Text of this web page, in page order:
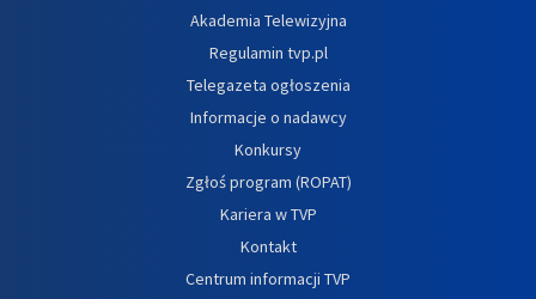
Akademia Telewizyjna
Regulamin tvp.pl
Telegazeta ogłoszenia
Informacje o nadawcy
Konkursy
Zgłoś program (ROPAT)
Kariera w TVP
Kontakt
Centrum informacji TVP